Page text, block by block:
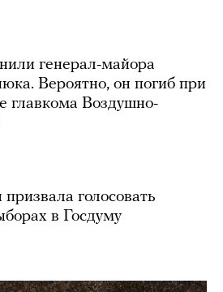
генерал-майора
Вероятно, он погиб при
главкома Воздушно-
голосовать
в Госдуму